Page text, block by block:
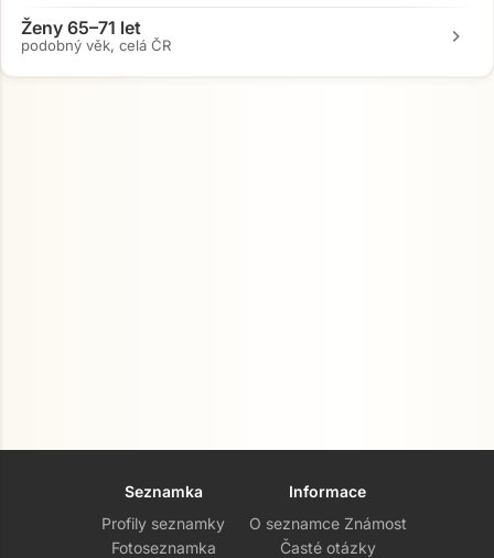
Ženy 65–71 let
podobný věk, celá ČR chevron_right
Seznamka
Profily seznamky
Fotoseznamka
Informace
O seznamce Známost
Časté otázky